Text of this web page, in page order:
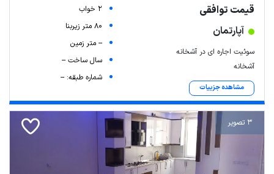
Leaflet| Map data © ariamarz.com
قیمت توافقی
آپارتمان
سوئیت اجاره ای در آشخانه
آشخانه
مشاهده جزییات
2 خواب
80 متر زیربنا
-- متر زمین
سال ساخت --
شماره طبقه: --
3 تصویر